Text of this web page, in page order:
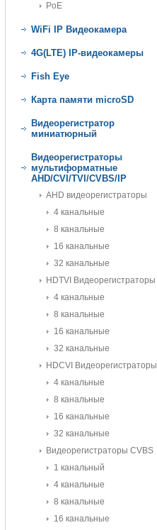
PoE
WiFi IP Видеокамера
4G(LTE) IP-видеокамеры
Fish Eye
Карта памяти microSD
Видеорегистратор
миниатюрный
Видеорегистраторы
мультиформатные
AHD/CVI/TVI/CVBS/IP
AHD видеорегистраторы
4 канальные
8 канальные
16 канальные
32 канальные
HDTVI Видеорегистраторы
4 канальные
8 канальные
16 канальные
32 канальные
HDCVI Видеорегистраторы
4 канальные
8 канальные
16 канальные
32 канальные
Видеорегистраторы CVBS
1 канальный
4 канальные
8 канальные
16 канальные